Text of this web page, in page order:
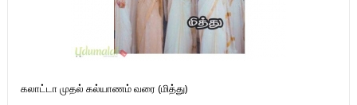
கலாட்டா முதல் கல்யாணம் வரை (மித்து)